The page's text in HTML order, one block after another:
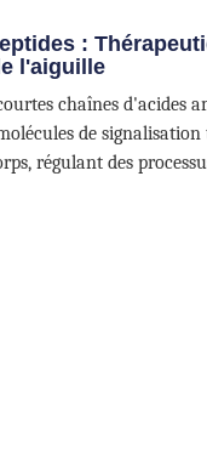
:
l'aiguille
chaînes d'acides
de signalisation
régulant des